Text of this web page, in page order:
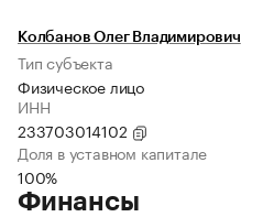
Колбанов Олег Владимирович
Тип субъекта
Физическое лицо
ИНН
233703014102
Доля в уставном капитале
100%
Финансы